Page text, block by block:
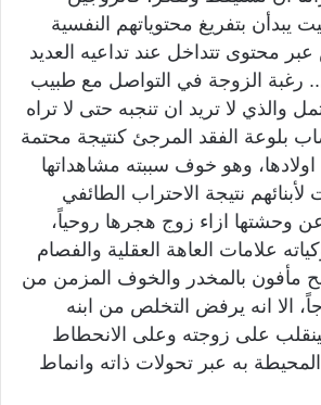
يبدأن بتفريغ محتوياتهم النفسية
محتوى تتداخل عند تداعيه العديد
رغبة الزوجة في التواصل مع طبيب
والذي لا تريد ان تنجبه حتى لا تراه
بلوعة الفقد المرجئ كنتيجة محتمة
وهو خوف سببته مشاهداتها
لأبنائهم نتيجة الاحتراب الطائفي
وحشتها ازاء زوج هجرها روحياً،
علامات العاهة العقلية والفصام
مأفون بالمخدر والخوف المزمن من
الا انه يرفض التخلص من ابنه
على زوجته وعلى الانحطاط
المحيطة به عبر تحولات ذاته وانماط